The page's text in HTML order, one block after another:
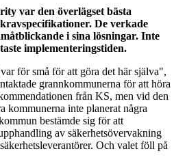
var den överlägset bästa
De verkade
i sina lösningar. Inte
implementeringstiden.
för små för att göra det här själva",
grannkommunerna för att höra
från KS, men vid den
kommunerna inte planerat några
bestämde sig för att
av säkerhetsövervakning
Och valet föll på